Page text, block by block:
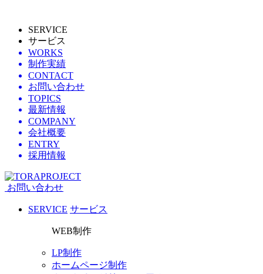
SERVICE
サービス
WORKS
制作実績
CONTACT
お問い合わせ
TOPICS
最新情報
COMPANY
会社概要
ENTRY
採用情報
お問い合わせ
SERVICE サービス
WEB制作
LP制作
ホームページ制作